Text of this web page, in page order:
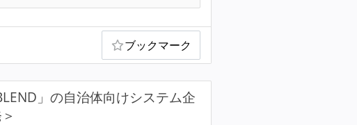
ブックマーク
」の自治体向けシステム企